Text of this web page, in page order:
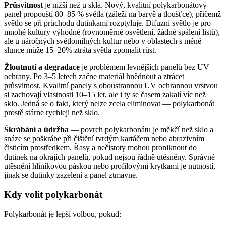
Průsvitnost je nižší než u skla. Nový, kvalitní polykarbonátový
panel propouští 80–85 % světla (záleží na barvě a tloušťce), přičemž
světlo se při průchodu dutinkami rozptyluje. Difuzní světlo je pro
mnohé kultury výhodné (rovnoměrné osvětlení, žádné spálení listů),
ale u náročných světlomilných kultur nebo v oblastech s méně
slunce může 15–20% ztráta světla zpomalit růst.
Žloutnutí a degradace je problémem levnějších panelů bez UV
ochrany. Po 3–5 letech začne materiál hnědnout a ztrácet
průsvitnost. Kvalitní panely s oboustrannou UV ochrannou vrstvou
si zachovají vlastnosti 10–15 let, ale i ty se časem zakalí víc než
sklo. Jedná se o fakt, který nelze zcela eliminovat — polykarbonát
prostě stárne rychleji než sklo.
Škrábání a údržba — povrch polykarbonátu je měkčí než sklo a
snáze se poškrábe při čištění tvrdým kartáčem nebo abrazivním
čisticím prostředkem. Řasy a nečistoty mohou proniknout do
dutinek na okrajích panelů, pokud nejsou řádně utěsněny. Správné
utěsnění hliníkovou páskou nebo profilovými krytkami je nutností,
jinak se dutinky zazelení a panel ztmavne.
Kdy volit polykarbonát
Polykarbonát je lepší volbou, pokud: